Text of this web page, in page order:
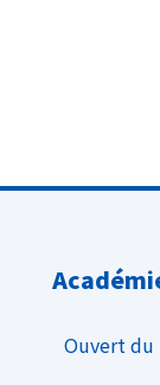
Ouvert du